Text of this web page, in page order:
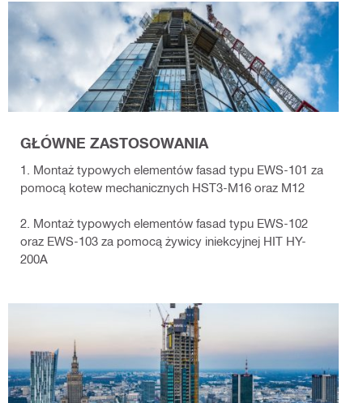
GŁÓWNE ZASTOSOWANIA
1. Montaż typowych elementów fasad typu EWS-101 za
pomocą kotew mechanicznych HST3-M16 oraz M12
2. Montaż typowych elementów fasad typu EWS-102
oraz EWS-103 za pomocą żywicy iniekcyjnej HIT HY-
200A